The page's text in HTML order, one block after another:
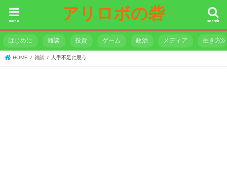
アリロボの砦 search
menu
はじめに 雑談 投資 ゲーム 政治 メディア 生き方
HOME 雑談 人手不足に思う